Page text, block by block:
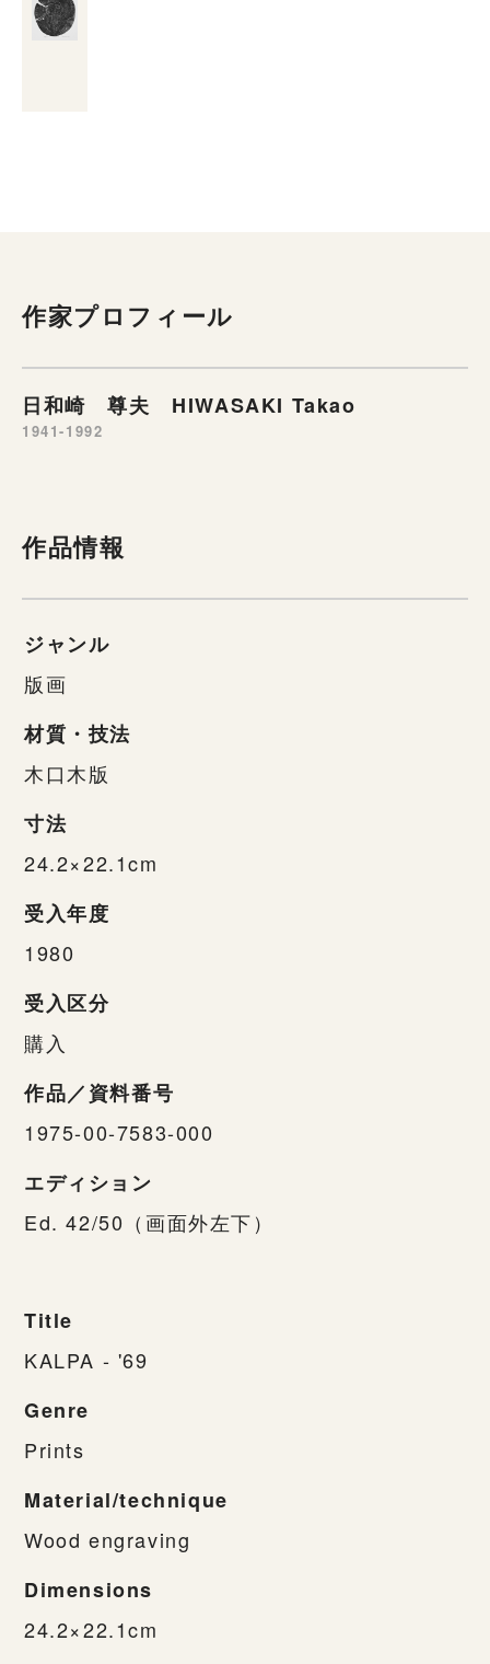
作家プロフィール
日和崎 尊夫 HIWASAKI Takao
1941-1992
作品情報
ジャンル
版画
材質・技法
木口木版
寸法
24.2×22.1cm
受入年度
1980
受入区分
購入
作品／資料番号
1975-00-7583-000
エディション
Ed. 42/50（画面外左下）
Title
KALPA - '69
Genre
Prints
Material/technique
Wood engraving
Dimensions
24.2×22.1cm